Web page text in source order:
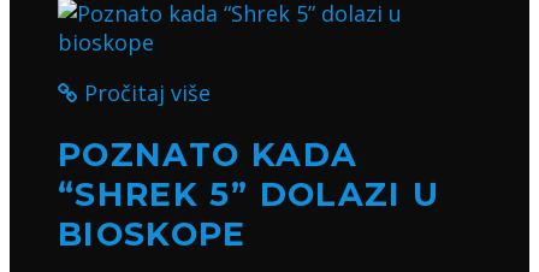
Pročitaj više
POZNATO KADA
“SHREK 5” DOLAZI U
BIOSKOPE